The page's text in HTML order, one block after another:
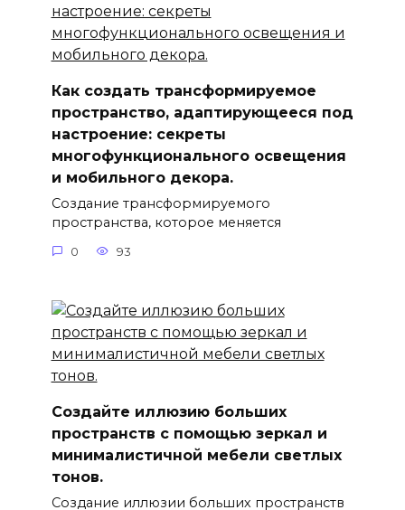
Как создать трансформируемое
пространство, адаптирующееся под
настроение: секреты
многофункционального освещения
и мобильного декора.
Создание трансформируемого
пространства, которое меняется
0 93
Создайте иллюзию больших
пространств с помощью зеркал и
минималистичной мебели светлых
тонов.
Создание иллюзии больших пространств